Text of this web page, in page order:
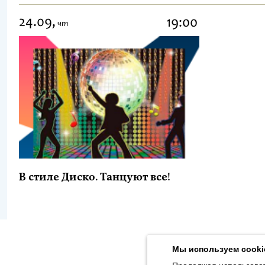
24.09, чт 19:00
В стиле Диско. Танцуют все!
Продолжая использовать наш сайт, вы даёте согласие на
Политикой конфиденциальности .
Мы используем